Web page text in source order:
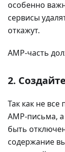
особенно
сервисы
откажут.
AMP-часть
2.
Так как не
AMP-письма,
быть
содержание